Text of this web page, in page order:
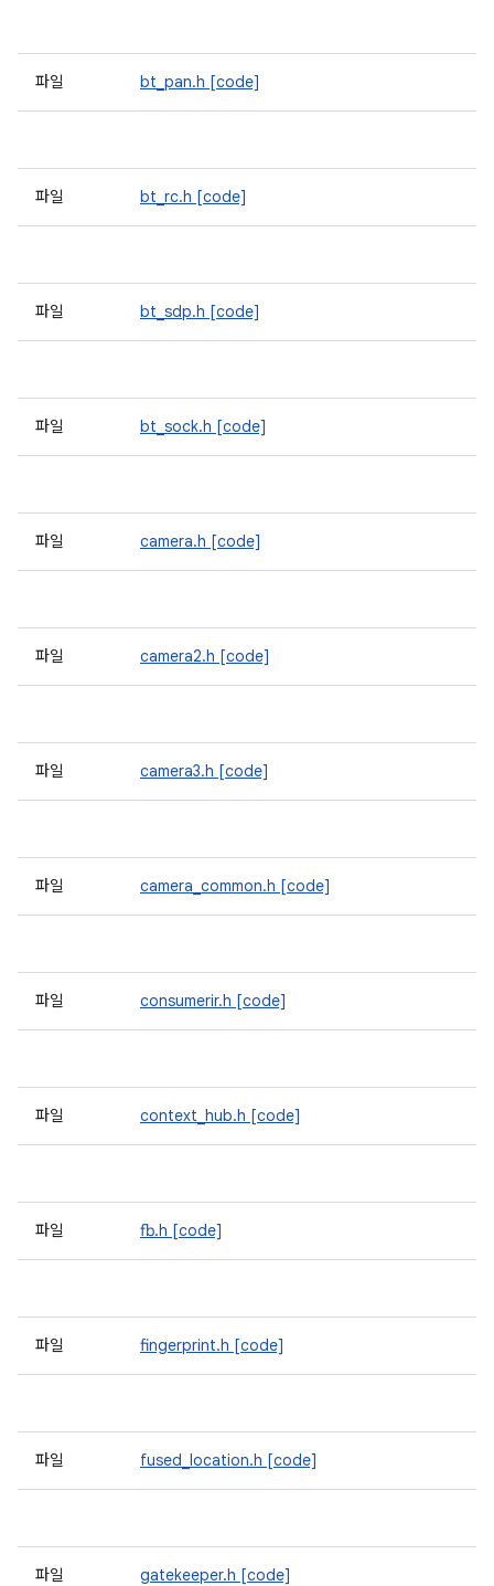
파일 bt_pan.h [code]
파일 bt_rc.h [code]
파일 bt_sdp.h [code]
파일 bt_sock.h [code]
파일 camera.h [code]
파일 camera2.h [code]
파일 camera3.h [code]
파일 camera_common.h [code]
파일 consumerir.h [code]
파일 context_hub.h [code]
파일 fb.h [code]
파일 fingerprint.h [code]
파일 fused_location.h [code]
파일 gatekeeper.h [code]